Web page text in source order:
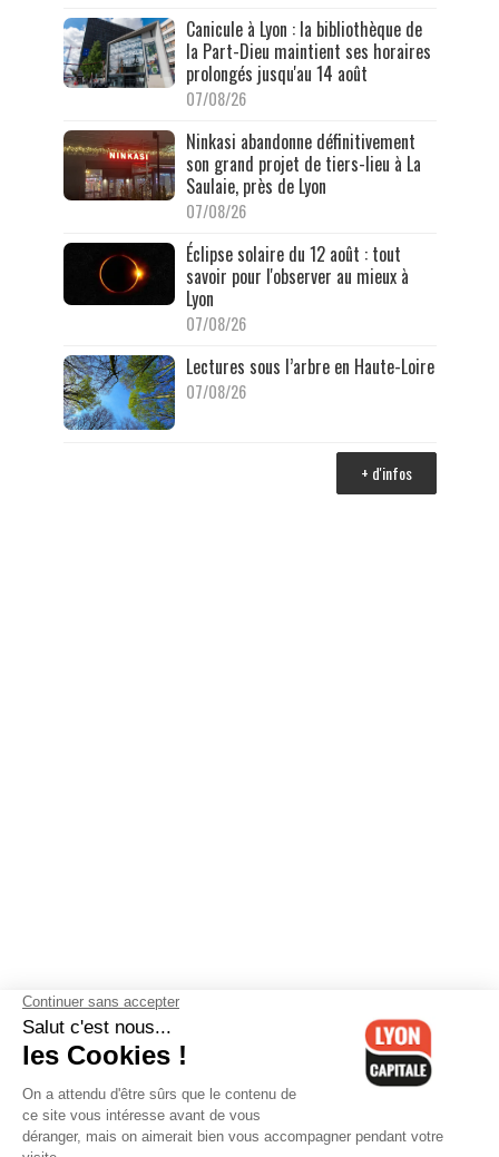
Canicule à Lyon : la bibliothèque de
la Part-Dieu maintient ses horaires
prolongés jusqu'au 14 août
07/08/26
Ninkasi abandonne définitivement
son grand projet de tiers-lieu à La
Saulaie, près de Lyon
07/08/26
Éclipse solaire du 12 août : tout
savoir pour l'observer au mieux à
Lyon
07/08/26
Lectures sous l’arbre en Haute-Loire
07/08/26
+ d'infos